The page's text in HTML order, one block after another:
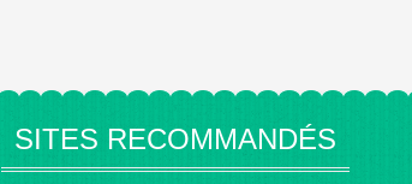
SITES RECOMMANDÉS